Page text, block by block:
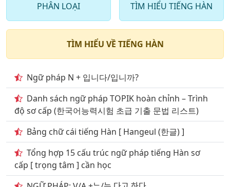
. Từ vựng tiếng hàn trong ngân hàng 2000 câu hỏi
phần 10
. Từ vựng tiếng hàn trong ngân hàng 2000 câu
12. Từ vựng tiếng hàn trong ngân hàng 2000 câu
phần 12
13. Từ vựng tiếng hàn trong ngân hàng 2000 câu
phần 13
14. Từ vựng tiếng hàn ở ngân hàng 2000 câu phần 14
15. Từ vựng tiếng hàn trong ngân hàng 2000 câu
phần 15
PHÂN LOẠI TÌM HIỂU TIẾNG HÀN
TÌM HIỂU VỀ TIẾNG HÀN
Ngữ pháp N + 입니다/입니까?
Danh sách ngữ pháp TOPIK hoàn chỉnh – Trình
độ sơ cấp (한국어능력시험 초급 기출 문법 리스트)
Bảng chữ cái tiếng Hàn [ Hangeul (한글) ]
Tổng hợp 15 cấu trúc ngữ pháp tiếng Hàn sơ
cấp [ trọng tâm ] cần học